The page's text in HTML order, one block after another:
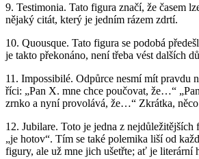
9. Testimonia. Tato figura značí, že časem
nějaký citát, který je jedním rázem zdrtí.
10. Quousque. Tato figura se podobá
je takto překonáno, není třeba vést dalších
11. Impossibilé. Odpůrce nesmí mít pravdu
říci: „Pan X. mne chce poučovat, že…“
zrnko a nyní provolává, že…“ Zkrátka, něco
12. Jubilare. Toto je jedna z
„je hotov“. Tím se také polemika liší od
figury, ale už mne jich ušetřte; ať je